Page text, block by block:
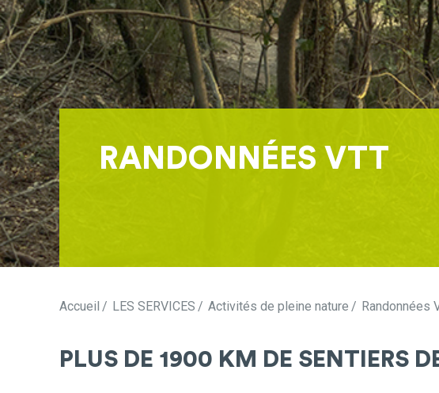
RANDONNÉES VTT
Accueil LES SERVICES Activités de pleine nature Randonnées
PLUS DE 1900 KM DE SENTIERS